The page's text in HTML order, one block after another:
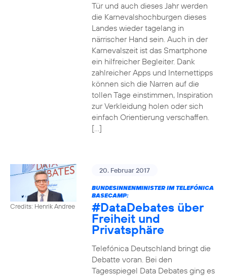
Tür und auch dieses Jahr werden
die Karnevalshochburgen dieses
Landes wieder tagelang in
närrischer Hand sein. Auch in der
Karnevalszeit ist das Smartphone
ein hilfreicher Begleiter. Dank
zahlreicher Apps und Internettipps
können sich die Narren auf die
tollen Tage einstimmen, Inspiration
zur Verkleidung holen oder sich
einfach Orientierung verschaffen.
[…]
Credits: Henrik Andree
20. Februar 2017
BUNDESINNENMINISTER IM TELEFÓNICA
BASECAMP:
#DataDebatesüber
Freiheit und
Privatsphäre
Telefónica Deutschland bringt die
Debatte voran. Bei den
Tagesspiegel Data Debates ging es